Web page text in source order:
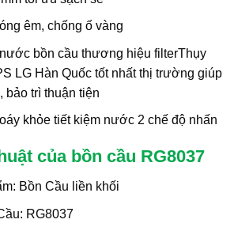
êm, chống ố vàng
bồn cầu thương hiệu filterThụy
LG Hàn Quốc tốt nhất thị trường giúp
bảo trì thuận tiện
khỏe tiết kiệm nước 2 chế độ nhấn
của bồn cầu RG8037
Bồn Cầu liền khối
RG8037